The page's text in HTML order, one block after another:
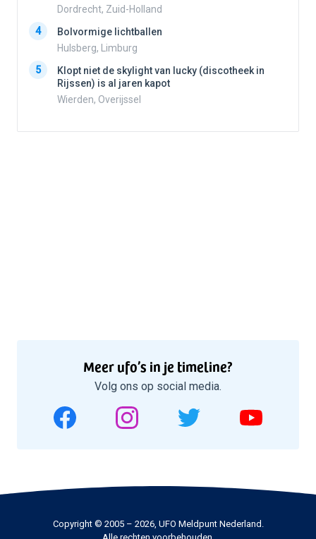
Dordrecht, Zuid-Holland
4
Bolvormige lichtballen
Hulsberg, Limburg
5
Klopt niet de skylight van lucky (discotheek in
Rijssen) is al jaren kapot
Wierden, Overijssel
Meer ufo’s in je timeline?
Volg ons op social media.
Copyright © 2005 – 2026, UFO Meldpunt Nederland.